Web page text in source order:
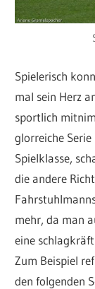
Spielerisch
mal sein Herz
sportlich
glorreiche
Spielklasse,
die andere
mehr, da man
eine
Zum Beispiel
den folgenden